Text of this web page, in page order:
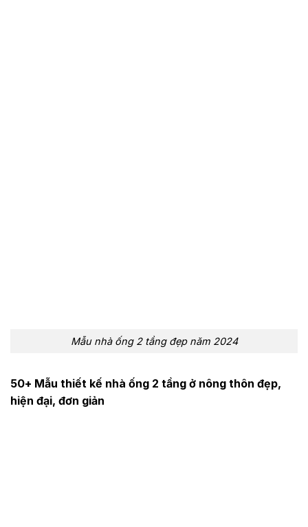
Mẫu nhà ống 2 tầng đẹp năm 2024
50+ Mẫu thiết kế nhà ống 2 tầng ở nông thôn đẹp,
hiện đại, đơn giản